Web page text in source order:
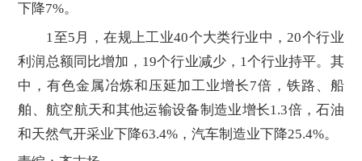
下降7%。
1至5月，在规上工业40个大类行业中，20个行业
利润总额同比增加，19个行业减少，1个行业持平。其
中，有色金属冶炼和压延加工业增长7倍，铁路、船
舶、航空航天和其他运输设备制造业增长1.3倍，石油
和天然气开采业下降63.4%，汽车制造业下降25.4%。